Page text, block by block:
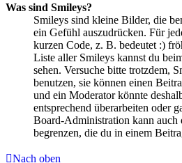
Was sind Smileys?
Smileys sind kleine Bilder, die
ein Gefühl auszudrücken. Für
kurzen Code, z. B. bedeutet :)
Liste aller Smileys kannst du
sehen. Versuche bitte trotzdem,
benutzen, sie können einen
und ein Moderator könnte
entsprechend überarbeiten oder
Board-Administration kann auch
begrenzen, die du in einem
Nach oben